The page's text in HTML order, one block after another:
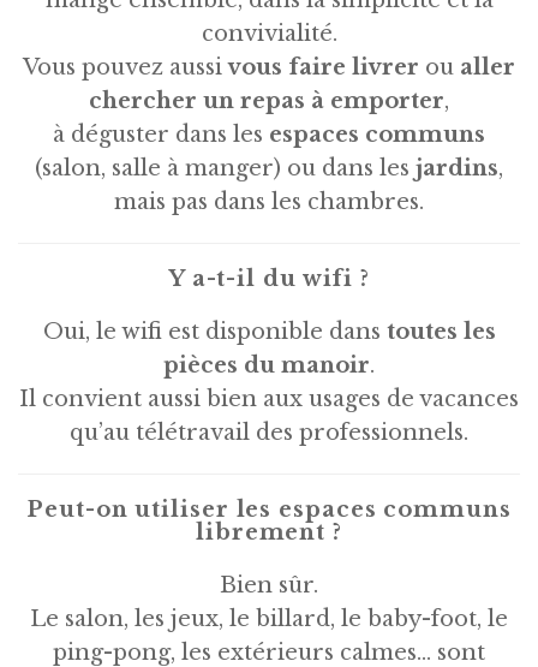
convivialité.
Vous pouvez aussivous faire livrer ou aller
chercher un repas à emporter,
à déguster dans les espaces communs
(salon, salle à manger) ou dans les jardins,
mais pas dans les chambres.
Y a-t-il du wifi ?
Oui, le wifi est disponible dans toutes les
pièces du manoir.
Il convient aussi bien aux usages de vacances
qu’au télétravail des professionnels.
Peut-on utiliser les espaces communs
librement ?
Bien sûr.
Le salon, les jeux, le billard, le baby-foot, le
ping-pong, les extérieurs calmes… sont